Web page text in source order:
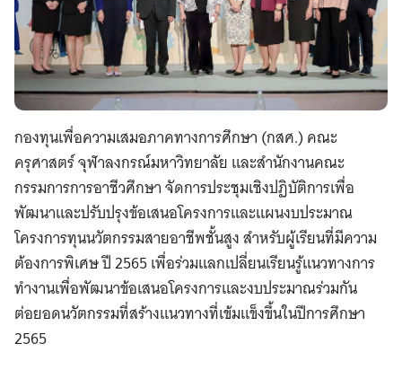
กองทุนเพื่อความเสมอภาคทางการศึกษา (กสศ.) คณะ
ครุศาสตร์ จุฬาลงกรณ์มหาวิทยาลัย และสำนักงานคณะ
กรรมการการอาชีวศึกษา จัดการประชุมเชิงปฏิบัติการเพื่อ
พัฒนาและปรับปรุงข้อเสนอโครงการและแผนงบประมาณ
โครงการทุนนวัตกรรมสายอาชีพชั้นสูง สําหรับผู้เรียนที่มีความ
ต้องการพิเศษ ปี 2565 เพื่อร่วมแลกเปลี่ยนเรียนรู้แนวทางการ
ทำงานเพื่อพัฒนาข้อเสนอโครงการและงบประมาณร่วมกัน
ต่อยอดนวัตกรรมที่สร้างแนวทางที่เข้มแข็งขึ้นในปีการศึกษา
2565